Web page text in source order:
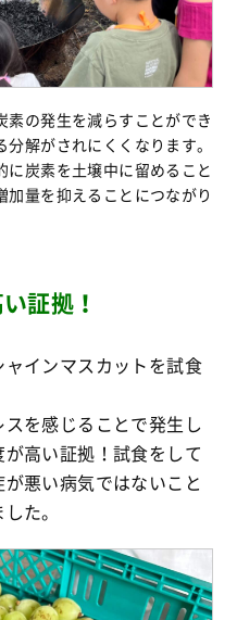
の発生を減らすことができ
解がされにくくなります。
炭素を土壌中に留めること
量を抑えることにつながり
証拠！
インマスカットを試食
を感じることで発生し
高い証拠！試食をして
悪い病気ではないこと
た。